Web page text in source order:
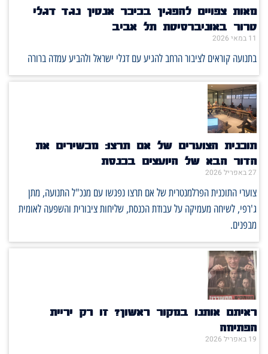
מאות צפויים להפגין בכיכר אנטין נגד דגלי
טרור באוניברסיטת תל אביב
11 במאי 2026
בתנועה קוראים לציבור הרחב להגיע עם דגלי ישראל ולהביע עמדה ברורה
תוכנית הצוערים של אם תרצו: מכשירים את
הדור הבא של היועצים בכנסת
27 באפריל 2026
צוערי התוכנית הפרלמנטרית של אם תרצו נפגשו עם מנכ"ל התנועה, מתן
ג'רפי, לשיחה מעמיקה על עבודת הכנסת, שליחות ציבורית והשפעה לאומית
מבפנים.
ראיתם אותנו במקור ראשון? זו רק יריית
הפתיחה
19 באפריל 2026